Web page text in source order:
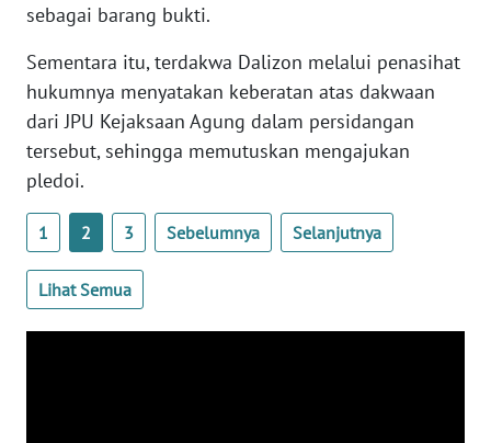
sebagai barang bukti.
Sementara itu, terdakwa Dalizon melalui penasihat
hukumnya menyatakan keberatan atas dakwaan
dari JPU Kejaksaan Agung dalam persidangan
tersebut, sehingga memutuskan mengajukan
pledoi.
1 2 3 Sebelumnya Selanjutnya
Lihat Semua
WN
WN
PAPUA
WN
BARAT
WN
RIAU